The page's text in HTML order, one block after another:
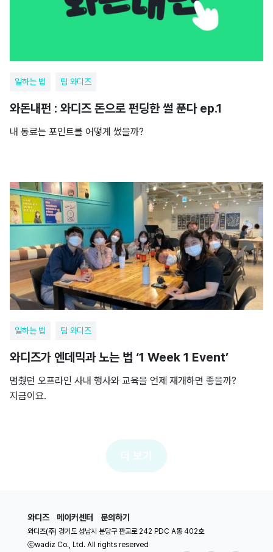
일하는 법 팀 와디즈
와돈내펀 : 와디즈 돈으로 펀딩한 썰 푼다 ep.1
내 동료는 포인트를 어떻게 썼을까?
일하는 법 팀 와디즈
와디즈가 엔데믹과 노는 법 ‘1 Week 1 Event’
멈췄던 오프라인 사내 행사와 교육을 언제 재개하면 좋을까?
지금이요.
더 보기
와디즈 메이커센터 문의하기
와디즈(주) 경기도 성남시 분당구 판교로 242 PDC A동 402호
ⓒwadiz Co., Ltd. All rights reserved